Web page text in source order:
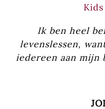
Ik ben heel
levenslessen,
iedereen aan